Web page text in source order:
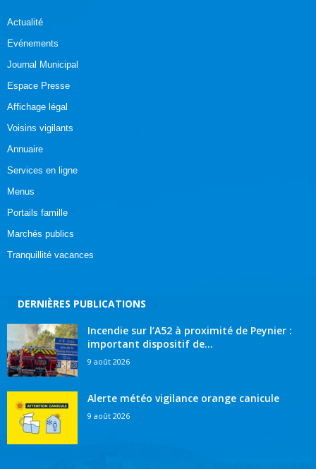
Actualité
Evénements
Journal Municipal
Espace Presse
Affichage légal
Voisins vigilants
Annuaire
Services en ligne
Menus
Portails famille
Marchés publics
Tranquillité vacances
DERNIÈRES PUBLICATIONS
Incendie sur l’A52 à proximité de Peynier :
important dispositif de...
9 août 2026
Alerte météo vigilance orange canicule
9 août 2026